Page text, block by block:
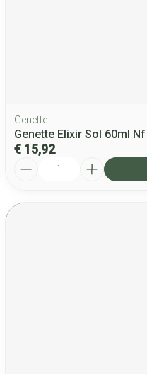
Genette
Genette Elixir Sol 60ml Nf
€ 15,92